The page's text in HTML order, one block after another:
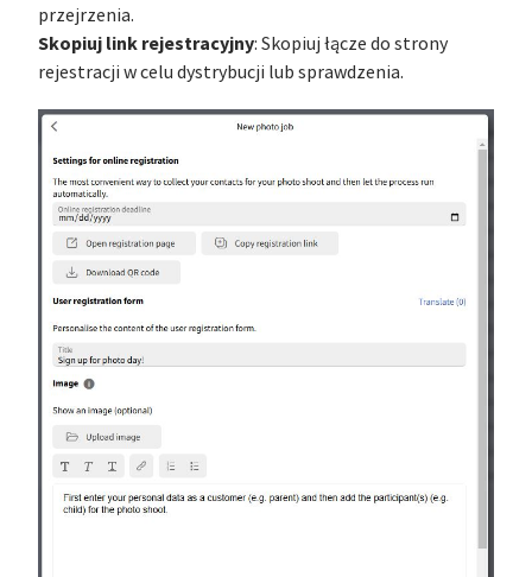
przejrzenia.
Skopiuj link rejestracyjny: Skopiuj łącze do strony
rejestracji w celu dystrybucji lub sprawdzenia.